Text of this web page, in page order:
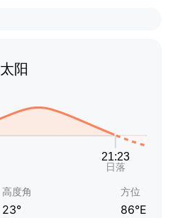
太阳
高度角
23°
方位
86°E